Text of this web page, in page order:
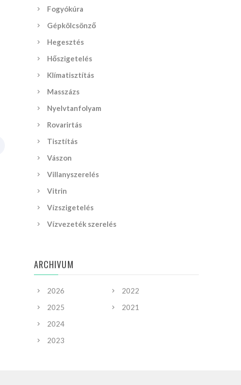
Fogyókúra
Gépkölcsönző
Hegesztés
Hőszigetelés
Klímatisztítás
Masszázs
Nyelvtanfolyam
Rovarirtás
Tisztítás
Vászon
Villanyszerelés
Vitrin
Vízszigetelés
Vízvezeték szerelés
ARCHIVUM
2026
2025
2024
2023
2022
2021